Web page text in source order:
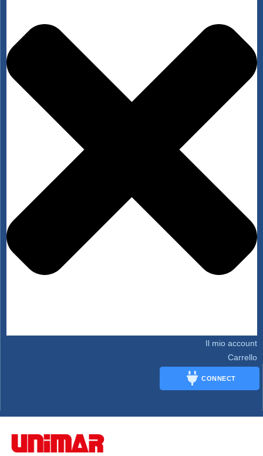
Il mio account
Carrello
CONNECT